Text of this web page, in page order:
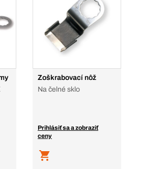
Zoškrabovací nôž
Na čelné sklo
Prihlásiť sa a zobraziť
ceny